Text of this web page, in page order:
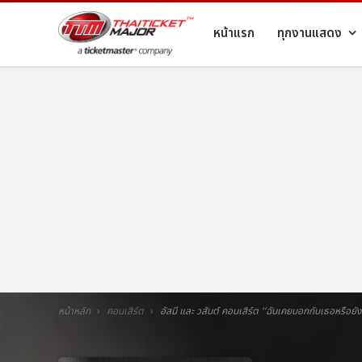
หน้าแรก ทุกงานแสดง
หน้าหลัก คอนเสิร์ต อัสนี และ วสันต์ คอนเสิร์ต ''ฉันเคยบอกกับเธอหรือยั